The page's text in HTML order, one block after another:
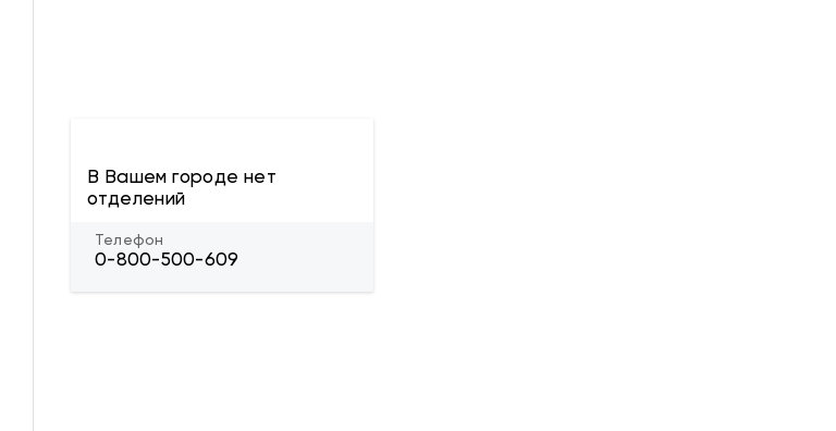
В Вашем городе нет
отделений
Телефон
0-800-500-609